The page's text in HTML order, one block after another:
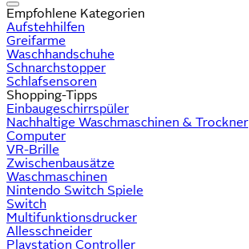
Empfohlene Kategorien
Aufstehhilfen
Greifarme
Waschhandschuhe
Schnarchstopper
Schlafsensoren
Shopping-Tipps
Einbaugeschirrspüler
Nachhaltige Waschmaschinen & Trockner
Computer
VR-Brille
Zwischenbausätze
Waschmaschinen
Nintendo Switch Spiele
Switch
Multifunktionsdrucker
Allesschneider
Playstation Controller